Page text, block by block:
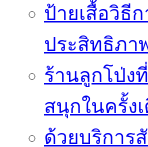
ป้ายเสื้อวิธี
ประสิทธิภา
ร้านลูกโป่ง
สนุกในครั้ง
ด้วยบริกา